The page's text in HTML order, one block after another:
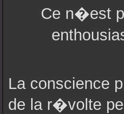
Ce n�est
La conscience
de la r�volte